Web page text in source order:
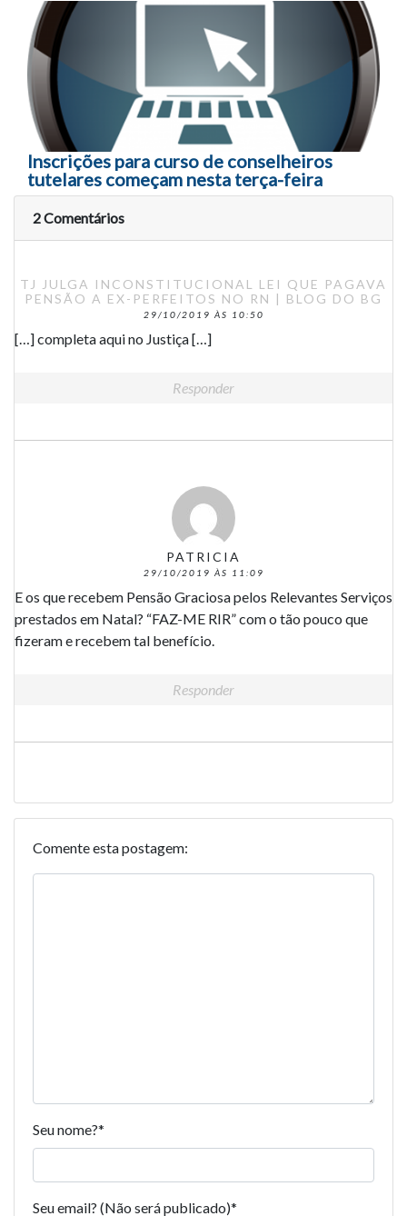
Inscrições para curso de conselheiros
tutelares começam nesta terça-feira
2 Comentários
TJ JULGA INCONSTITUCIONAL LEI QUE PAGAVA
PENSÃO A EX-PERFEITOS NO RN | BLOG DO BG
29/10/2019 ÀS 10:50
[…] completa aqui no Justiça […]
Responder
PATRICIA
29/10/2019 ÀS 11:09
E os que recebem Pensão Graciosa pelos Relevantes Serviços
prestados em Natal? “FAZ-ME RIR” com o tão pouco que
fizeram e recebem tal benefício.
Responder
Comente esta postagem:
Seu nome?*
Seu email? (Não será publicado)*